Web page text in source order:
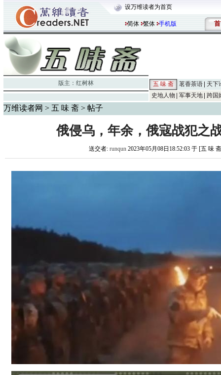
设万维读者为首页
简体 繁体 手机版 首
版主： 红树林 五 味 斋 茗香茶语
天下
史地人物
军事天地 跨国
万维读者网 > 五 味 斋 > 帖子
俄侵乌，年余，俄寇战犯之
送交者: runqun2023年05月08日18:52:03 于 [五 味